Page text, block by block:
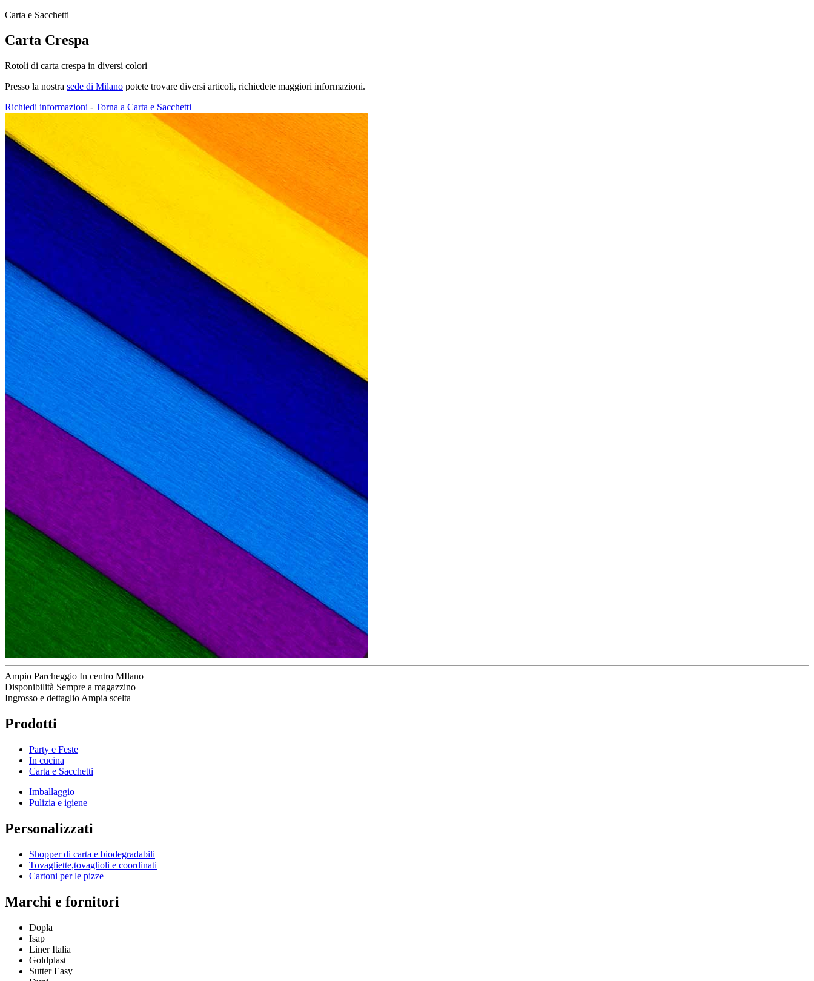
Carta e Sacchetti
Carta Crespa
Rotoli di carta crespa in diversi colori
Presso la nostra sede di Milano potete trovare diversi articoli, richiedete maggiori informazioni.
Richiedi informazioni - Torna a Carta e Sacchetti
Ampio Parcheggio In centro MIlano
Disponibilità Sempre a magazzino
Ingrosso e dettaglio Ampia scelta
Prodotti
Party e Feste
In cucina
Carta e Sacchetti
Imballaggio
Pulizia e igiene
Personalizzati
Shopper di carta e biodegradabili
Tovagliette,tovaglioli e coordinati
Cartoni per le pizze
Marchi e fornitori
Dopla
Isap
Liner Italia
Goldplast
Sutter Easy